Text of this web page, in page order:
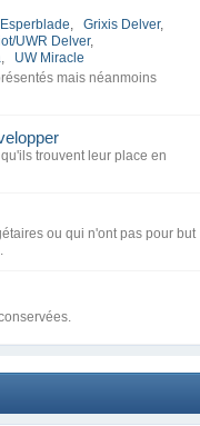
Esperblade, Grixis Delver,
UWR Delver,
,
UW Miracle
mais néanmoins
trouvent leur place en
ou qui n'ont pas pour but